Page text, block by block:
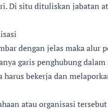
Di situ dituliskan jabatan
dengan jelas maka alur
garis penghubung
bekerja dan
atau organisasi